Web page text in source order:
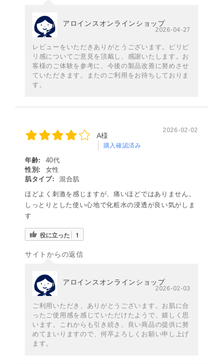
アロインスオンラインショップ
2026-04-27
レビューをいただきありがとうございます。ピリピ
リ感についてご意見を頂戴し、感謝いたします。お
客様のご体験を参考に、今後の製品改善に努めさせ
ていただきます。またのご利用をお待ちしておりま
す。
A様
購入確認済み
2026-02-02
年齢:
40代
性別:
女性
肌タイプ:
混合肌
ほどよく刺激を感じますが、痛いほどではありません。
しっとりとした使い心地で化粧水の浸透が良い気がしま
す
役に立った 1
サイトからの返信
アロインスオンラインショップ
2026-02-03
ご利用いただき、ありがとうございます。お肌に合
ったご使用感を感じていただけたようで、嬉しく思
います。これからも引き続き、良い商品の提供に努
めてまいりますので、何卒よろしくお願い申し上げ
ます。